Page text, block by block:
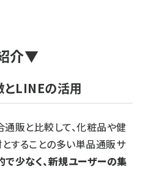
介▼
とLINEの活用
販と比較して、化粧品や健
することの多い単品通販サ
少なく、新規ユーザーの集